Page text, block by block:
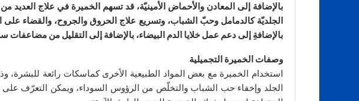
بالإضافة إلى المعادن والأحماض الأمينيّة، قد تسهم الخميرة في علاج العديد
الجلديّة كالدمامل وحبّ الشباب، وتسريع علاج الحروق والجروح، والقضاء
بالإضافةِ إلى دعم عمل خلايا الدم البيضاء، بالإضافة إلى التقليل من مضاعفات
وصفات الخميرة التجميلية
استخدام الخميرة مع بعض المواد الطبيعية الأخرى كماسكات رائعة للبشرة،
الجلد وإخفاء حب الشباب والتخلّص من الرؤوس السوداء، ويمكن التعرّف